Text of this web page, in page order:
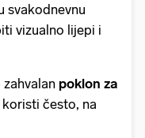
svakodnevnu
vizualno lijepi i
poklon za
koristi često, na